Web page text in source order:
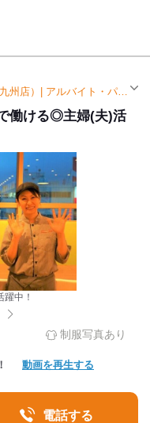
ホールスタッフ(配膳)（リバーウォーク北九州店）| アルバイト・パート求人（西小倉駅）
働ける◎主婦(夫)活
中！
制服写真あり
動画を再生する
電話する